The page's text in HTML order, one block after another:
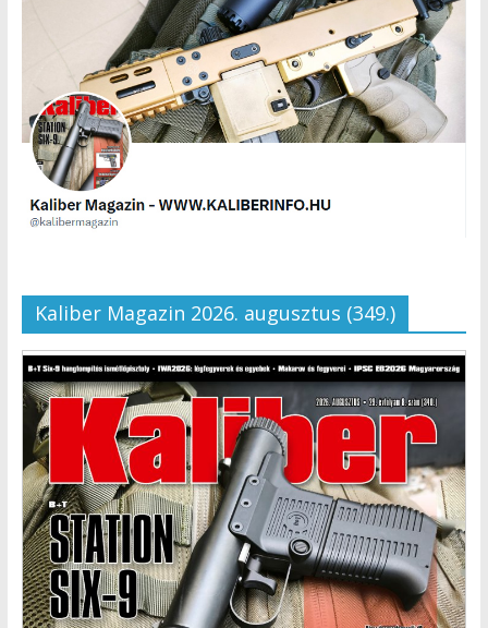
Kaliber Magazin 2026. augusztus (349.)